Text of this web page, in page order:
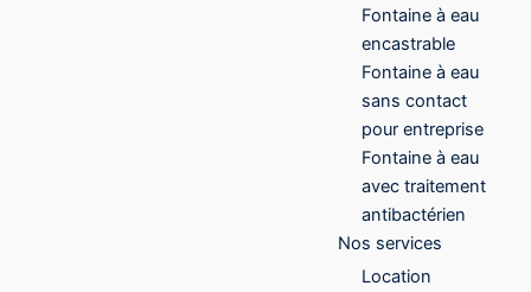
Fontaine à eau
encastrable
Fontaine à eau
sans contact
pour entreprise
Fontaine à eau
avec traitement
antibactérien
Nos services
Location